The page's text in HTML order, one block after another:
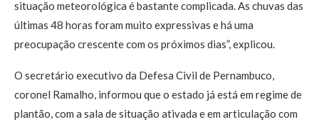
situação meteorológica é bastante complicada. As chuvas das
últimas 48 horas foram muito expressivas e há uma
preocupação crescente com os próximos dias”, explicou.
O secretário executivo da Defesa Civil de Pernambuco,
coronel Ramalho, informou que o estado já está em regime de
plantão, com a sala de situação ativada e em articulação com